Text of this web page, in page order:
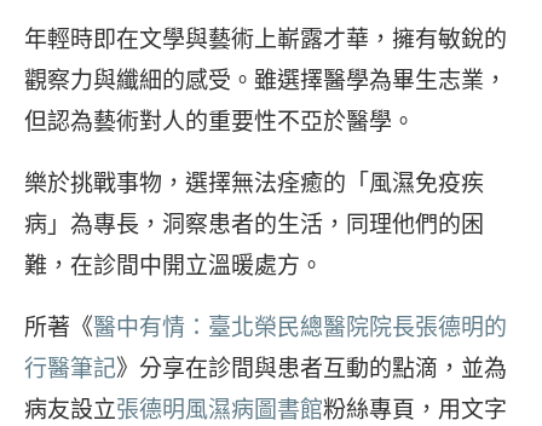
年輕時即在文學與藝術上嶄露才華，擁有敏銳的
觀察力與纖細的感受。雖選擇醫學為畢生志業，
但認為藝術對人的重要性不亞於醫學。
樂於挑戰事物，選擇無法痊癒的「風濕免疫疾
病」為專長，洞察患者的生活，同理他們的困
難，在診間中開立溫暖處方。
所著《醫中有情：臺北榮民總醫院院長張德明的
行醫筆記》分享在診間與患者互動的點滴，並為
病友設立張德明風濕病圖書館粉絲專頁，用文字